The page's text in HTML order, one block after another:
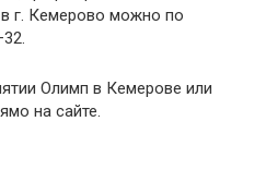
г. Кемерово можно по
Олимп в Кемерове или
на сайте.